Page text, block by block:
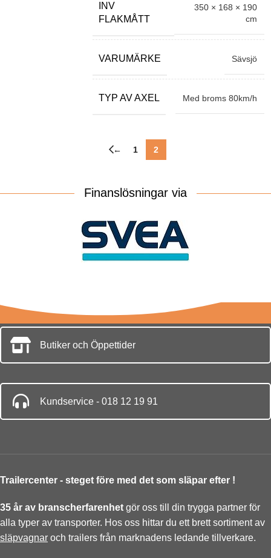
INV
FLAKMÅTT
350 × 168 × 190
cm
VARUMÄRKE Sävsjö
TYP AV AXEL Med broms 80km/h
← 1 2
Finanslösningar via
Butiker och Öppettider
Kundservice - 018 12 19 91
Trailercenter - steget före med det som släpar efter !
35 år av branscherfarenhet gör oss till din trygga partner för
alla typer av transporter. Hos oss hittar du ett brett sortiment av
släpvagnar och trailers från marknadens ledande tillverkare.